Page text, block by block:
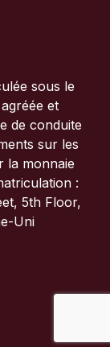
sous le
et
de conduite
sur les
la monnaie
:
5th Floor,
Uni